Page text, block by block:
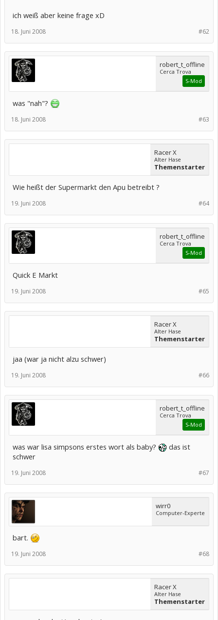
ich weiß aber keine frage xD
#62
18. Juni 2008
robert_t_offline
Cerca Trova
S-Mod
was "nah"?
#63
18. Juni 2008
Racer X
Alter Hase
Themenstarter
Wie heißt der Supermarkt den Apu betreibt ?
#64
19. Juni 2008
robert_t_offline
Cerca Trova
S-Mod
Quick E Markt
#65
19. Juni 2008
Racer X
Alter Hase
Themenstarter
jaa (war ja nicht alzu schwer)
#66
19. Juni 2008
robert_t_offline
Cerca Trova
S-Mod
was war lisa simpsons erstes wort als baby?
das ist
schwer
#67
19. Juni 2008
wirr0
Computer-Experte
bart.
#68
19. Juni 2008
Racer X
Alter Hase
Themenstarter